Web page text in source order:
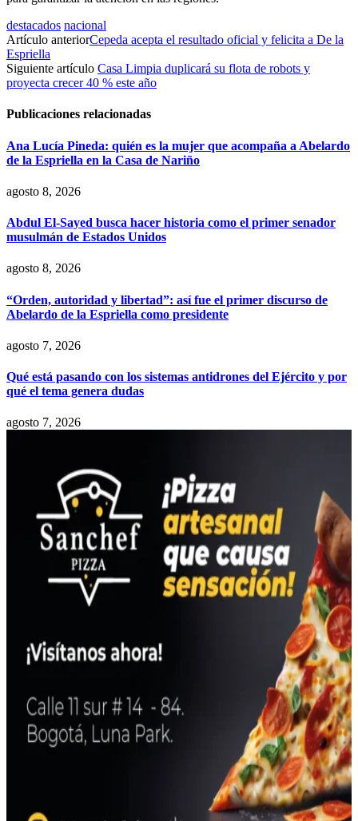
destacados nacional
Artículo anteriorCepeda acepta el resultado oficial y felicita a De la
Espriella
Siguiente artículo Casa Limpia duplicará su flota de robots y
proyecta crecer 40 % este año
Publicaciones relacionadas
Ana Lucía Pineda: quién es la mujer que acompaña a Abelardo
de la Espriella en la Casa de Nariño
agosto 8, 2026
Abdul El-Sayed busca hacer historia como el primer senador
musulmán de Estados Unidos
agosto 8, 2026
“Orden, autoridad y libertad”: así fue el primer discurso de
Abelardo de la Espriella como presidente
agosto 7, 2026
Qué está pasando con los sistemas antidrones del Ejército y por
qué el tema genera dudas
agosto 7, 2026